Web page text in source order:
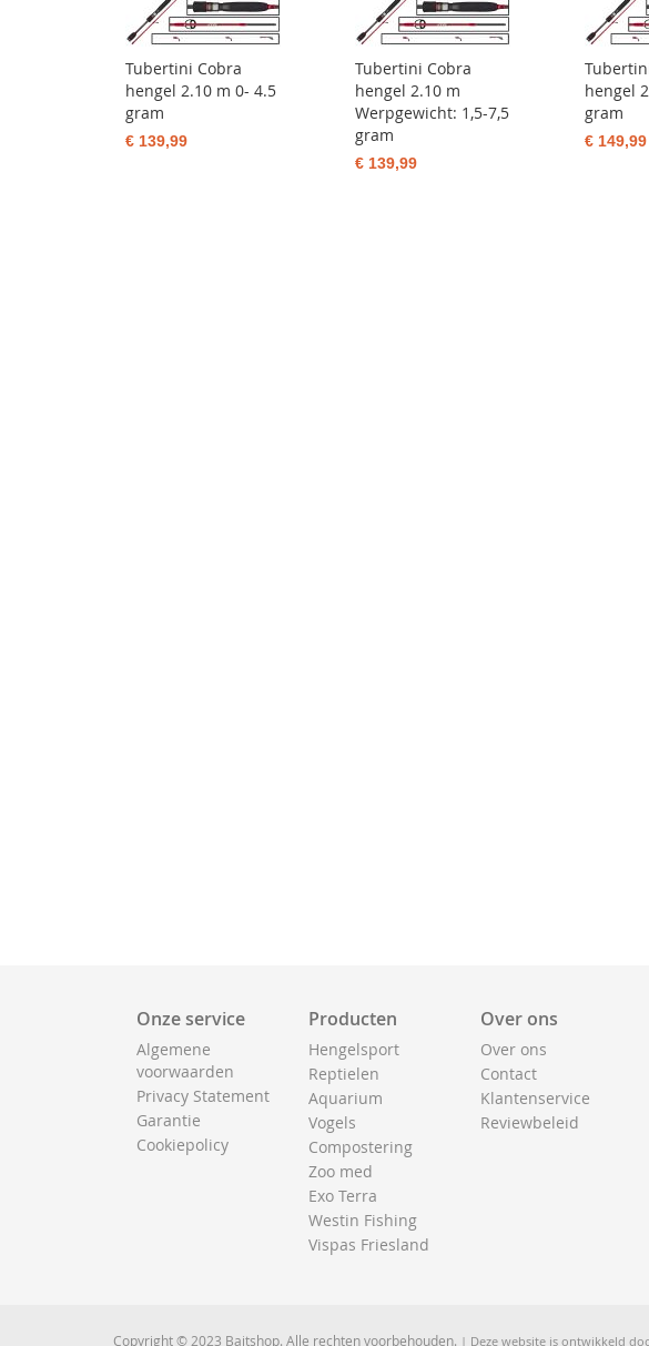
Tubertini Cobra
hengel 2.10 m 0- 4.5
gram
€ 139,99
Tubertini Cobra
hengel 2.10 m
Werpgewicht: 1,5-7,5
gram
€ 139,99
hengel
gram
€ 149,99
Onze service
Algemene
voorwaarden
Privacy Statement
Garantie
Cookiepolicy
Producten
Hengelsport
Reptielen
Aquarium
Vogels
Compostering
Zoo med
Exo Terra
Westin Fishing
Vispas Friesland
Over ons
Over ons
Contact
Klantenservice
Reviewbeleid
Copyright © 2023 Baitshop. Alle rechten voorbehouden. | Deze website is ontwikkeld